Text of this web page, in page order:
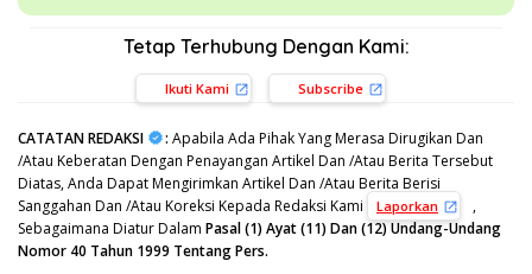
Tetap Terhubung Dengan Kami:
Ikuti Kami Subscribe
CATATAN REDAKSI : Apabila Ada Pihak Yang Merasa Dirugikan Dan
/Atau Keberatan Dengan Penayangan Artikel Dan /Atau Berita Tersebut
Diatas, Anda Dapat Mengirimkan Artikel Dan /Atau Berita Berisi
Sanggahan Dan /Atau Koreksi Kepada Redaksi Kami
Laporkan
,
Sebagaimana Diatur Dalam Pasal (1) Ayat (11) Dan (12) Undang-Undang
Nomor 40 Tahun 1999 Tentang Pers.